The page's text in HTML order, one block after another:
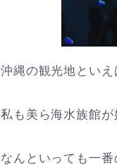
沖縄の観光地とい
私も美ら海水族館
なんといっても一番